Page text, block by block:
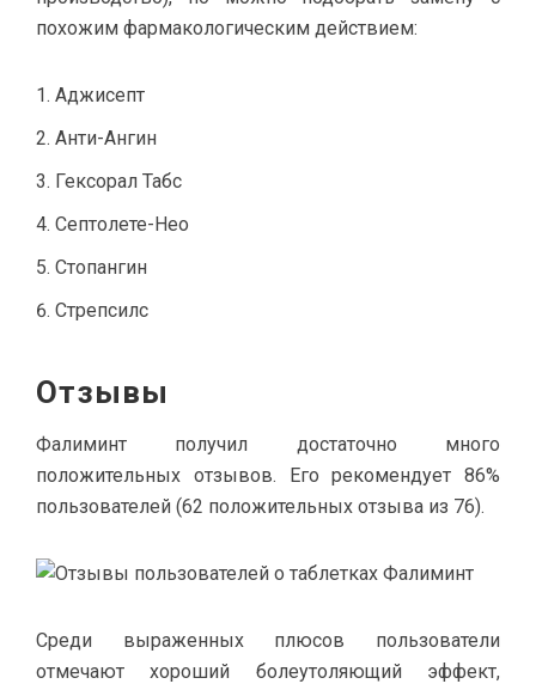
похожим фармакологическим действием:
Аджисепт
Анти-Ангин
Гексорал Табс
Септолете-Нео
Стопангин
Стрепсилс
Отзывы
Фалиминт получил достаточно много
положительных отзывов. Его рекомендует 86%
пользователей (62 положительных отзыва из 76).
Среди выраженных плюсов пользователи
отмечают хороший болеутоляющий эффект,